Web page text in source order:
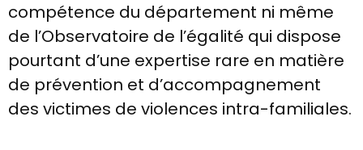
compétence du département ni même
de l’Observatoire de l’égalité qui dispose
pourtant d’une expertise rare en matière
de prévention et d’accompagnement
des victimes de violences intra-familiales.